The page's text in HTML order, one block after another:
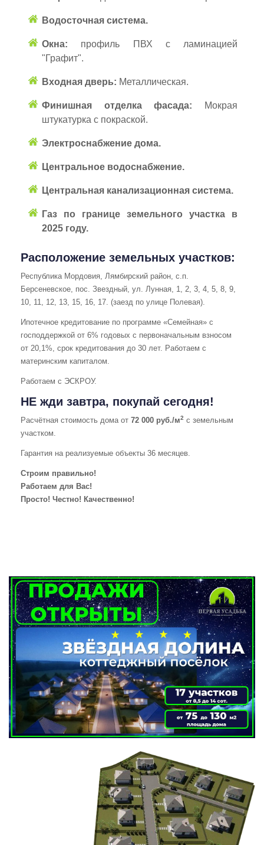
Водосточная система.
Окна: профиль ПВХ с ламинацией
"Графит".
Входная дверь: Металлическая.
Финишная отделка фасада: Мокрая
штукатурка с покраской.
Электроснабжение дома.
Центральное водоснабжение.
Центральная канализационная система.
Газ по границе земельного участка в
2025 году.
Расположение земельных участков:
Республика Мордовия, Лямбирский район, с.п.
Берсеневское, пос. Звездный, ул. Лунная, 1, 2, 3, 4, 5, 8, 9,
10, 11, 12, 13, 15, 16, 17. (заезд по улице Полевая).
Ипотечное кредитование по программе «Семейная» с
господдержкой от 6% годовых с первоначальным взносом
от 20,1%, срок кредитования до 30 лет. Работаем с
материнским капиталом.
Работаем с ЭСКРОУ.
НЕ жди завтра, покупай сегодня!
Расчётная стоимость дома от 72 000 руб./м2 с земельным
участком.
Гарантия на реализуемые объекты 36 месяцев.
Строим правильно!
Работаем для Вас!
Просто! Честно! Качественно!